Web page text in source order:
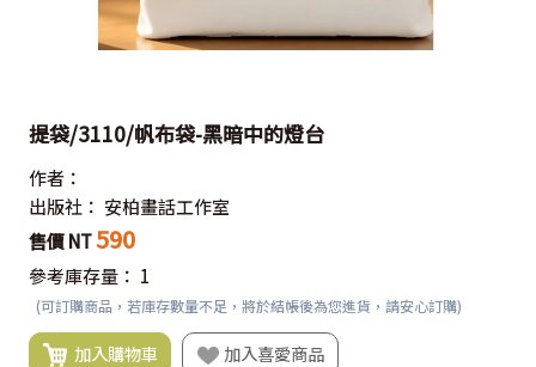
提袋/3110/帆布袋-黑暗中的燈台
作者：
出版社： 安柏畫話工作室
售價 NT590
參考庫存量： 1
(可訂購商品，若庫存數量不足，將於結帳後為您進貨，請安心訂購)
加入購物車 加入喜愛商品